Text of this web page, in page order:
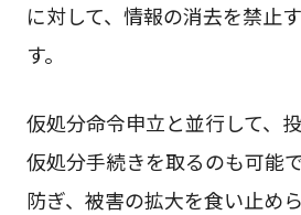
に対して、情報の消去を禁止
す。
仮処分命令申立と並行して、
仮処分手続きを取るのも可能
防ぎ、被害の拡大を食い止めら